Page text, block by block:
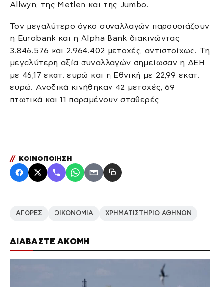
ΔΙΑΒΑΣΤΕ ΑΚΟΜΗ
Allwyn, της Metlen και της Jumbo.
Τον μεγαλύτερο όγκο συναλλαγών παρουσιάζουν
η Eurobank και η Alpha Bank διακινώντας
3.846.576 και 2.964.402 μετοχές, αντιστοίχως. Τη
μεγαλύτερη αξία συναλλαγών σημείωσαν η ΔΕΗ
με 46,17 εκατ. ευρώ και η Εθνική με 22,99 εκατ.
ευρώ. Ανοδικά κινήθηκαν 42 μετοχές, 69
πτωτικά και 11 παραμένουν σταθερές
// ΚΟΙΝΟΠΟΙΗΣΗ
ΑΓΟΡΕΣ ΟΙΚΟΝΟΜΙΑ ΧΡΗΜΑΤΙΣΤΗΡΙΟ ΑΘΗΝΩΝ